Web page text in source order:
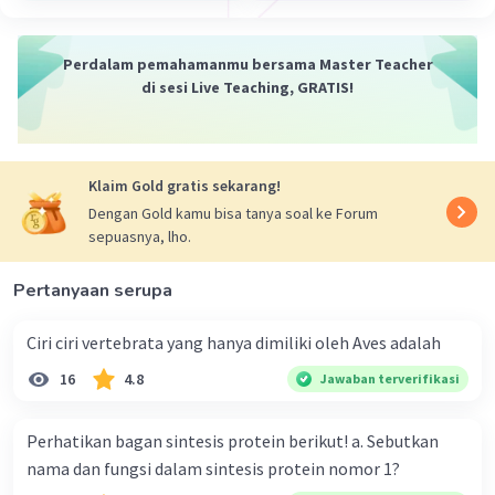
lokal untuk berperan aktif dalam pengelolaan
dan pemantauan hutan. Pemberdayaan
untuk mendorong praktik-praktik berkelanjutan.
4. Sertifikasi Hutan Berkelanjutan: Mendukung
sistem sertifikasi hutan berkelanjutan seperti
Forest Stewardship Council (csc) untuk
memastikan bahwa kayu yang dihasilkan berasal
dari praktik pengelolaan hutan yang
Teknologi Pemantauan: Menggunakan teknologi
seperti satelit, sensor, dan kecerdasan buatan
untuk memantau aktivitas penebangan hutan
mendeteksi perubahan cepat di areal hutan dan
meningkatkan efektivitas pengawasan. 6.
Perdalam pemahamanmu bersama Master Teacher
di sesi Live Teaching, GRATIS!
Klaim Gold gratis sekarang!
Dengan Gold kamu bisa tanya soal ke Forum
sepuasnya, lho.
Pertanyaan serupa
Ciri ciri vertebrata yang hanya dimiliki oleh Aves adalah
16 4.8 Jawaban terverifikasi
Perhatikan bagan sintesis protein berikut! a. Sebutkan
nama dan fungsi dalam sintesis protein nomor 1?